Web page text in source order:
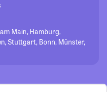
Main, Hamburg,
Stuttgart, Bonn, Münster,